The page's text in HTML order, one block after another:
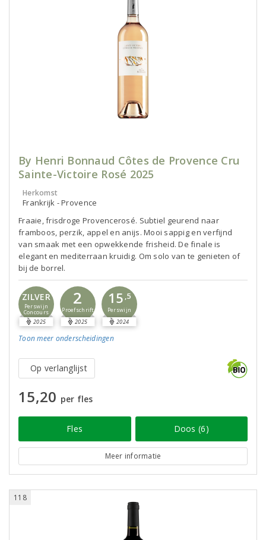
By Henri Bonnaud Côtes de Provence Cru
Sainte-Victoire Rosé 2025
Herkomst
Frankrijk - Provence
Fraaie, frisdroge Provencerosé. Subtiel geurend naar
framboos, perzik, appel en anijs. Mooi sappig en verfijnd
van smaak met een opwekkende frisheid. De finale is
elegant en mediterraan kruidig. Om solo van te genieten of
bij de borrel.
ZILVER
Perswijn
Concours
2025
2
Proefschrift
2025
15 ,5
Perswijn
2024
Toon meer onderscheidingen
Op verlanglijst
15,20 per fles
Fles Doos (6)
Meer informatie
118